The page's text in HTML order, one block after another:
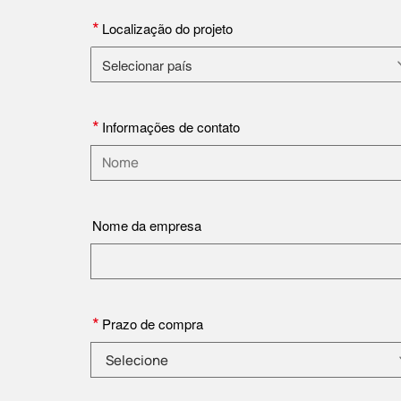
* Localização do projeto
Selecionar país
* Informações de contato
Nome da empresa
* Prazo de compra